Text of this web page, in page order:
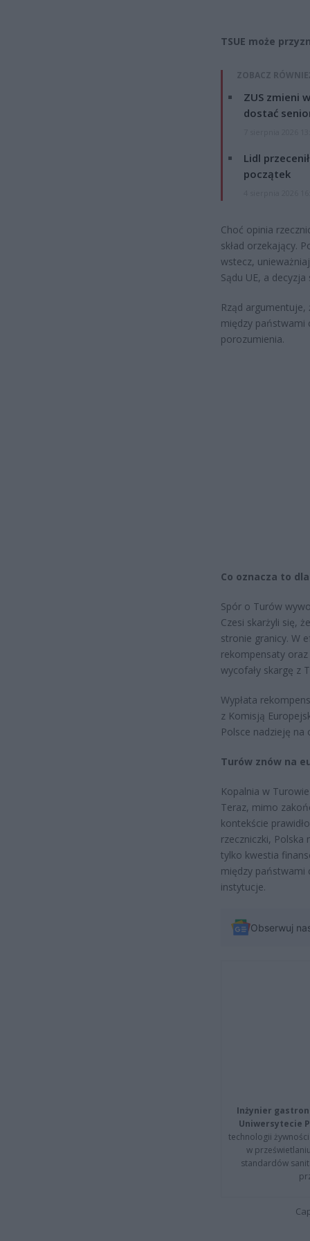
TSUE może
ZOBACZ
ZUS zmieni
dostać
Lidl
początek
Choć opinia
skład orzekający.
wstecz,
Sądu UE, a
Rząd
między państwami
porozumienia.
Co oznacza to
Spór o Turów
Czesi skarżyli się,
stronie granicy. W
rekompensaty
wycofały skargę z
Wypłata
z Komisją
Polsce nadzieję na
Turów znów na
Kopalnia w
Teraz, mimo
kontekście
rzeczniczki, Polska
tylko kwestia
między państwami
instytucje.
Obserwuj
Inżynier
Uniwersytecie
technologii
w
standardów